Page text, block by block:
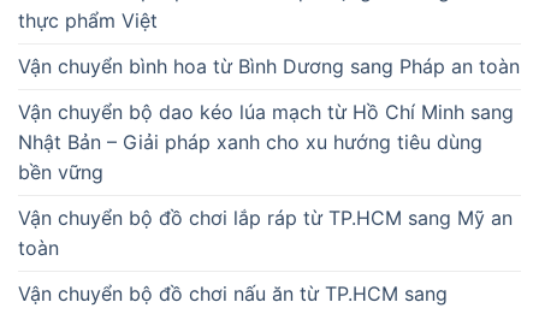
thực phẩm Việt
Vận chuyển bình hoa từ Bình Dương sang Pháp an toàn
Vận chuyển bộ dao kéo lúa mạch từ Hồ Chí Minh sang
Nhật Bản – Giải pháp xanh cho xu hướng tiêu dùng
bền vững
Vận chuyển bộ đồ chơi lắp ráp từ TP.HCM sang Mỹ an
toàn
Vận chuyển bộ đồ chơi nấu ăn từ TP.HCM sang